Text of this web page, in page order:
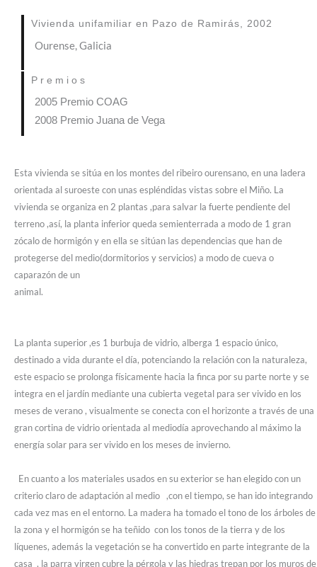
Vivienda unifamiliar en Pazo de Ramirás, 2002
Ourense, Galicia
Premios
2005 Premio COAG
2008 Premio Juana de Vega
Esta vivienda se sitúa en los montes del ribeiro ourensano, en una ladera
orientada al suroeste con unas espléndidas vistas sobre el Miño. La
vivienda se organiza en 2 plantas ,para salvar la fuerte pendiente del
terreno ,así, la planta inferior queda semienterrada a modo de 1 gran
zócalo de hormigón y en ella se sitúan las dependencias que han de
protegerse del medio(dormitorios y servicios) a modo de cueva o
caparazón de un
animal.
La planta superior ,es 1 burbuja de vidrio, alberga 1 espacio único,
destinado a vida durante el día, potenciando la relación con la naturaleza,
este espacio se prolonga físicamente hacia la finca por su parte norte y se
integra en el jardín mediante una cubierta vegetal para ser vivido en los
meses de verano , visualmente se conecta con el horizonte a través de una
gran cortina de vidrio orientada al mediodía aprovechando al máximo la
energía solar para ser vivido en los meses de invierno.
En cuanto a los materiales usados en su exterior se han elegido con un
criterio claro de adaptación al medio ,con el tiempo, se han ido integrando
cada vez mas en el entorno. La madera ha tomado el tono de los árboles de
la zona y el hormigón se ha teñido con los tonos de la tierra y de los
líquenes, además la vegetación se ha convertido en parte integrante de la
casa , la parra virgen cubre la pérgola y las hiedras trepan por los muros de